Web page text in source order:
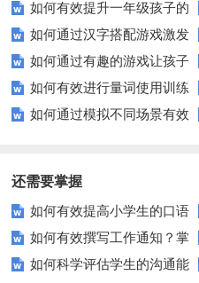
如何有效提升一年级孩子的
语文听力技巧？
如何通过汉字搭配游戏激发
儿童的学习兴趣？
如何通过有趣的游戏让孩子
轻松学会反义词？
如何有效进行量词使用训练
以提升语言表达？
如何通过模拟不同场景有效
还需要掌握
如何有效提高小学生的口语
交际测试成绩？
如何有效撰写工作通知？掌
握这些技巧让你的通知更专业！
如何科学评估学生的沟通能